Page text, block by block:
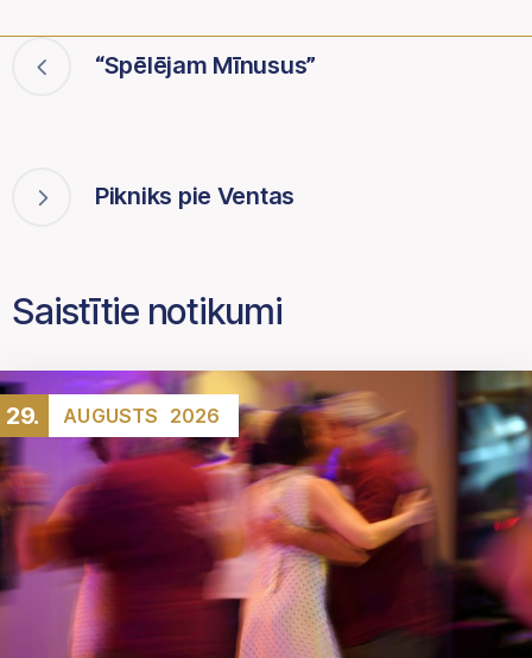
“Spēlējam Mīnusus”
Pikniks pie Ventas
Saistītie notikumi
29. AUGUSTS 2026